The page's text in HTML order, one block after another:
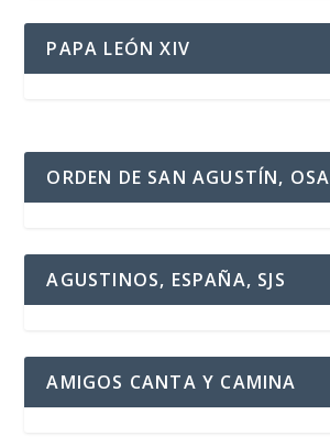
PAPA LEÓN XIV
ORDEN DE SAN AGUSTÍN, OSA
AGUSTINOS, ESPAÑA, SJS
AMIGOS CANTA Y CAMINA